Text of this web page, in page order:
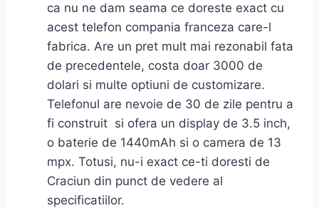
ca nu ne dam seama ce doreste exact cu
acest telefon compania franceza care-l
fabrica. Are un pret mult mai rezonabil fata
de precedentele, costa doar 3000 de
dolari si multe optiuni de customizare.
Telefonul are nevoie de 30 de zile pentru a
fi construit si ofera un display de 3.5 inch,
o baterie de 1440mAh si o camera de 13
mpx. Totusi, nu-i exact ce-ti doresti de
Craciun din punct de vedere al
specificatiilor.